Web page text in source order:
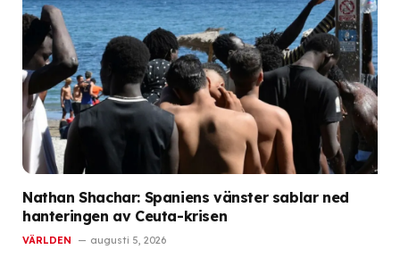
Nathan Shachar: Spaniens vänster sablar ned
hanteringen av Ceuta-krisen
VÄRLDEN augusti 5, 2026